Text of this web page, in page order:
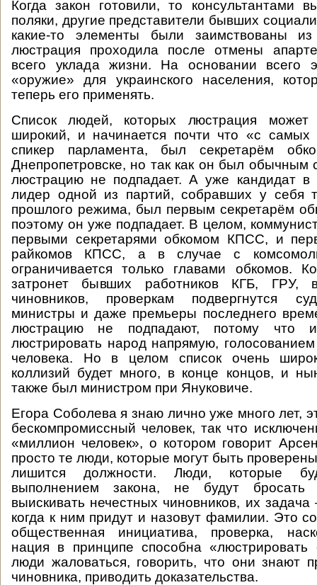
Когда закон готовили, то консультантами
поляки, другие представители бывших
какие-то элементы были заимствованы
люстрация проходила после отмены
всего уклада жизни. На основании всего
«оружие» для украинского населения,
теперь его применять.
Список людей, которых люстрация может
широкий, и начинается почти что «с самых
спикер парламента, был секретарём
Днепропетровске, но так как он был обычным
люстрацию не подпадает. А уже кандидат в
лидер одной из партий, собравших у себя
прошлого режима, был первым секретарём
поэтому он уже подпадает. В целом,
первыми секретарями обкомом КПСС, и
райкомов КПСС, а в случае с
ограничивается только главами обкомов.
затронет бывших работников КГБ, ГРУ,
чиновников, проверкам подвергнутся
министры и даже премьеры последнего
люстрацию не подпадают, потому что
люстрировать народ напрямую,
человека. Но в целом список очень
коллизий будет много, в конце концов, и
также был министром при Януковиче.
Егора Соболева я знаю лично уже много лет,
бескомпромиссный человек, так что
«миллион человек», о котором говорит
просто те люди, которые могут быть
лишится должности. Люди, которые
выполнением закона, не будут
выискивать нечестных чиновников, их
когда к ним придут и назовут фамилии. Это
общественная инициатива, проверка,
нация в принципе способна
люди жаловаться, говорить, что они знают
чиновника, приводить доказательства.